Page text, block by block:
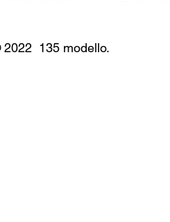
135 modello.